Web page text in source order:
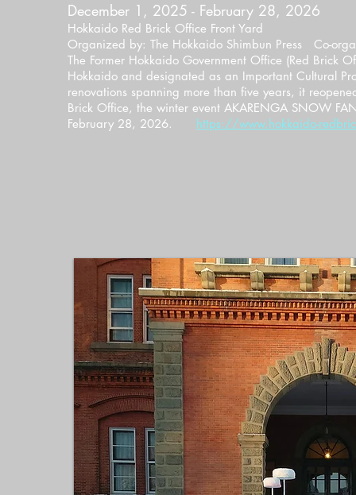
December 1, 2025 - February 28, 2026
Hokkaido Red Brick Office Front Yard
Organized by: The Hokkaido Shimbun Press Co-
The Former Hokkaido Government Office (Red Brick
Hokkaido and designated as an Important Cultural
renovations spanning more than five years, it
Brick Office, the winter event AKARENGA SNOW
February 28, 2026. https://www.hokkaido-